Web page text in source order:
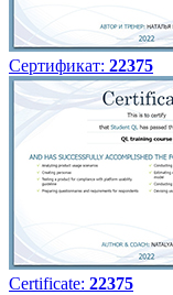
Сертификат: 22375
Certificate: 22375